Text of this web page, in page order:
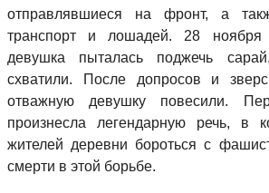
отправлявшиеся на фронт, а
транспорт и лошадей. 28 ноября
девушка пыталась поджечь
схватили.
После допросов и
отважную девушку повесили.
произнесла легендарную речь, в
жителей деревни бороться с
смерти в этой борьбе.